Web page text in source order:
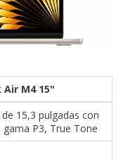
Air M4 15"
15,3 pulgadas con
P3, True Tone